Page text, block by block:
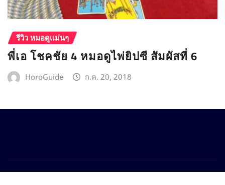
รีวิว หมอดูแม่นๆ
พี่เอ โชคชัย 4 หมอดูไพ่ยิปซี สัมผัสที่ 6
HoroGuide ก.ค. 20, 2018